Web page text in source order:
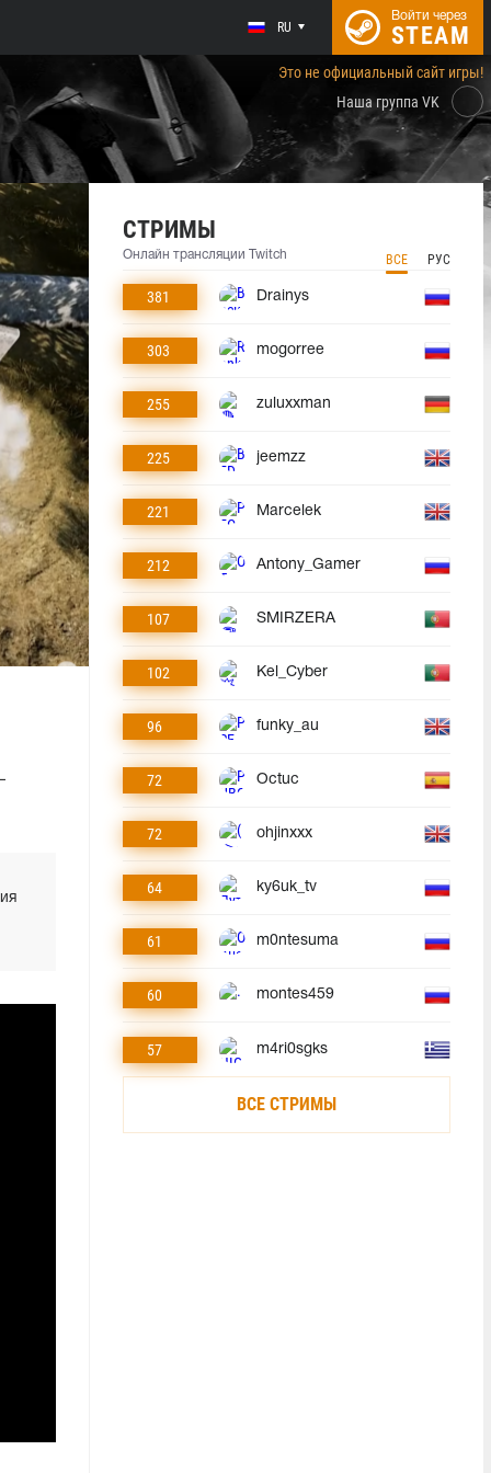
RU
Войти через
STEAM
Это не официальный сайт игры!
Наша группа VK
СТРИМЫ
Онлайн трансляции Twitch ВСЕ РУС
381 Drainys
303 mogorree
255 zuluxxman
225 jeemzz
221 Marcelek
212 Antony_Gamer
107 SMIRZERA
102 Kel_Cyber
96 funky_au
72 Octuc
72 ohjinxxx
64 ky6uk_tv
61 m0ntesuma
60 montes459
57 m4ri0sgks
ВСЕ СТРИМЫ